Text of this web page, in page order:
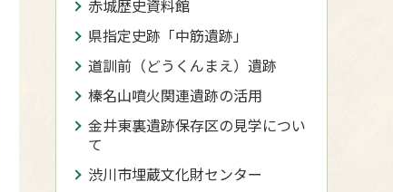
赤城歴史資料館
県指定史跡「中筋遺跡」
道訓前（どうくんまえ）遺跡
榛名山噴火関連遺跡の活用
金井東裏遺跡保存区の見学につい
て
渋川市埋蔵文化財センター